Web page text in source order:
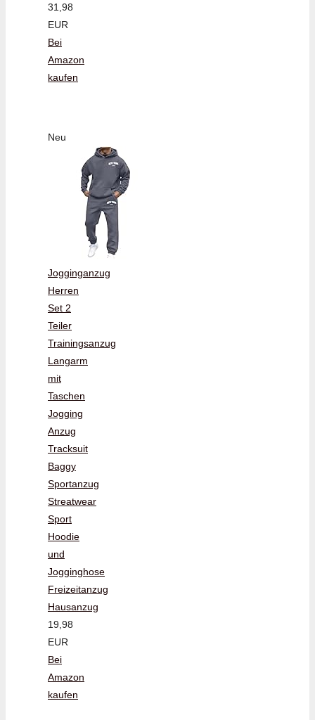
31,98
EUR
Bei
Amazon
kaufen
Neu
Jogginganzug
Herren
Set 2
Teiler
Trainingsanzug
Langarm
mit
Taschen
Jogging
Anzug
Tracksuit
Baggy
Sportanzug
Streatwear
Sport
Hoodie
und
Jogginghose
Freizeitanzug
Hausanzug
19,98
EUR
Bei
Amazon
kaufen